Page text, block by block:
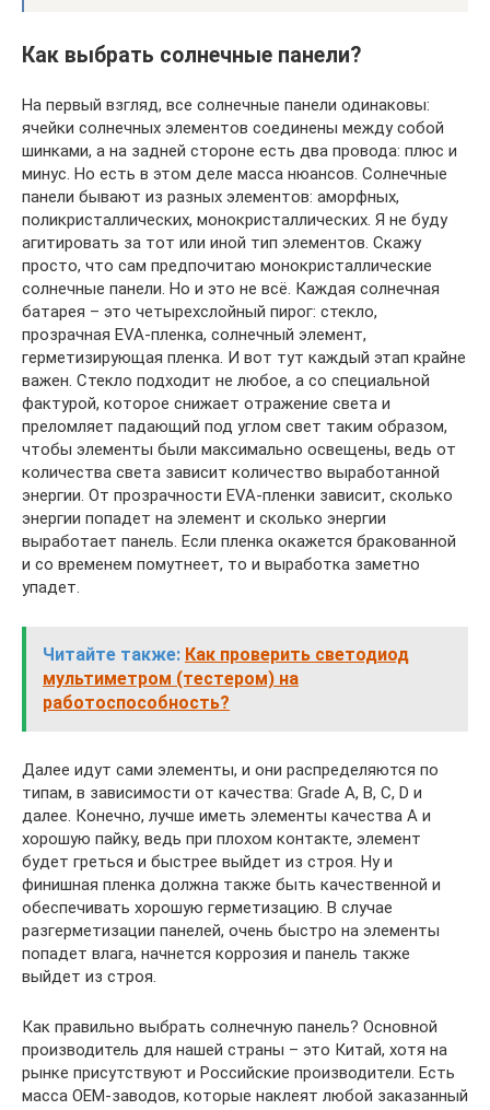
Как выбрать солнечные панели?
На первый взгляд, все солнечные панели одинаковы:
ячейки солнечных элементов соединены между собой
шинками, а на задней стороне есть два провода: плюс и
минус. Но есть в этом деле масса нюансов. Солнечные
панели бывают из разных элементов: аморфных,
поликристаллических, монокристаллических. Я не буду
агитировать за тот или иной тип элементов. Скажу
просто, что сам предпочитаю монокристаллические
солнечные панели. Но и это не всё. Каждая солнечная
батарея – это четырехслойный пирог: стекло,
прозрачная EVA-пленка, солнечный элемент,
герметизирующая пленка. И вот тут каждый этап крайне
важен. Стекло подходит не любое, а со специальной
фактурой, которое снижает отражение света и
преломляет падающий под углом свет таким образом,
чтобы элементы были максимально освещены, ведь от
количества света зависит количество выработанной
энергии. От прозрачности EVA-пленки зависит, сколько
энергии попадет на элемент и сколько энергии
выработает панель. Если пленка окажется бракованной
и со временем помутнеет, то и выработка заметно
упадет.
Читайте также: Как проверить светодиод
мультиметром (тестером) на
работоспособность?
Далее идут сами элементы, и они распределяются по
типам, в зависимости от качества: Grade A, B, C, D и
далее. Конечно, лучше иметь элементы качества А и
хорошую пайку, ведь при плохом контакте, элемент
будет греться и быстрее выйдет из строя. Ну и
финишная пленка должна также быть качественной и
обеспечивать хорошую герметизацию. В случае
разгерметизации панелей, очень быстро на элементы
попадет влага, начнется коррозия и панель также
выйдет из строя.
Как правильно выбрать солнечную панель? Основной
производитель для нашей страны – это Китай, хотя на
рынке присутствуют и Российские производители. Есть
масса OEM-заводов, которые наклеят любой заказанный